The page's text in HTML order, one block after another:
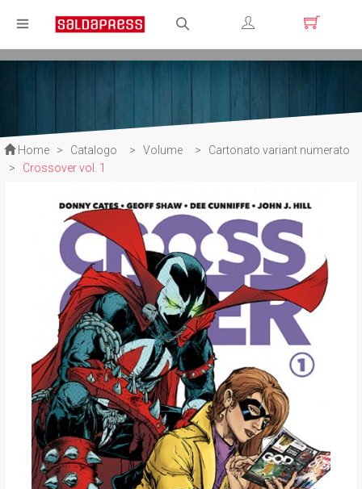
Registrati
Home > Catalogo > Volume >
Cartonato variant numerato
>
Crossover vol. 1